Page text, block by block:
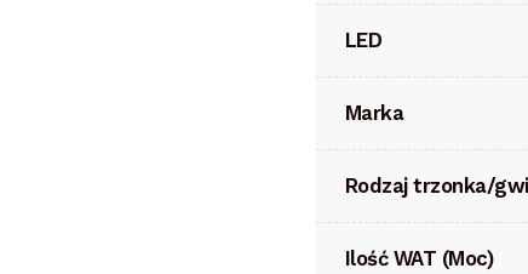
LED
Marka
Rodzaj trzonka/
Ilość WAT (Moc)